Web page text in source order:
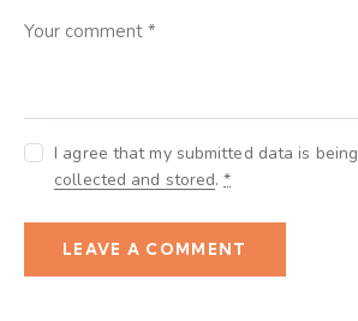
I agree that my submitted data is being
collected and stored.*